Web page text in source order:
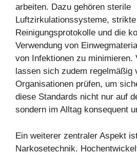
arbeiten. Dazu gehören sterile
Luftzirkulationssysteme, strikte
Reinigungsprotokolle und die
Verwendung von
von Infektionen zu minimieren.
lassen sich zudem regelmäßig
Organisationen prüfen, um
diese Standards nicht nur auf
sondern im Alltag konsequent
Ein weiterer zentraler Aspekt
Narkosetechnik.